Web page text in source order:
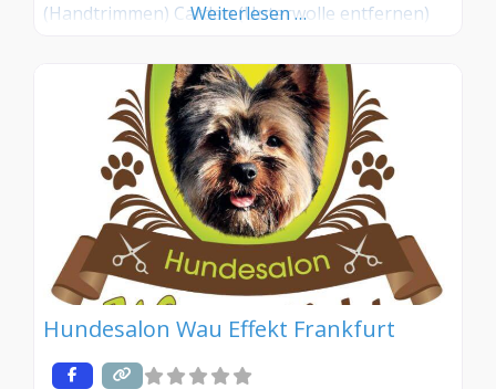
(Handtrimmen) Carden (Unterwolle entfernen)
Trainingseinheinten für Welpen und Junghunde
ab 50,00€ inkl. einmalig Baden und Föhnen) ;
Dauer: ca. 10-15 Minuten) Über Francisco Die
Ausbildung zum Groomer hat Francisco Ferreira
Vasconcellos im Alter von 14
Weiterlesen …
Hundesalon Wau Effekt Frankfurt